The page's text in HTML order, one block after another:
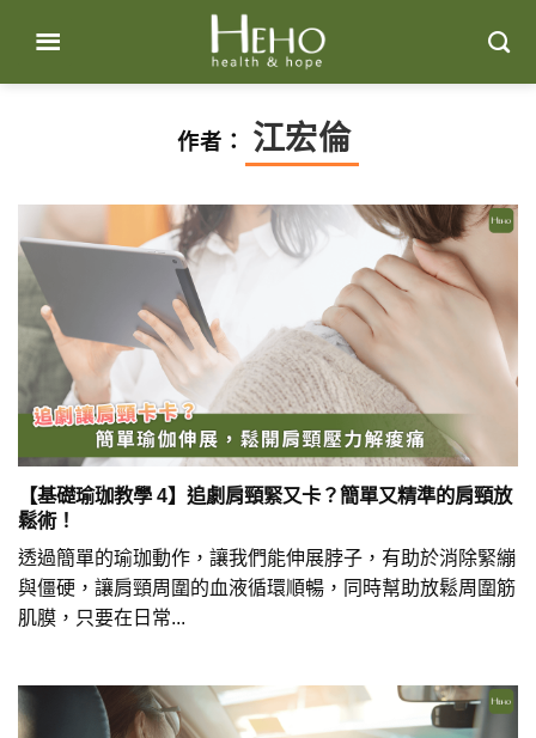
content
作者： 江宏倫
【基礎瑜珈教學 4】追劇肩頸緊又卡？簡單又精準的肩頸放
鬆術！
透過簡單的瑜珈動作，讓我們能伸展脖子，有助於消除緊繃
與僵硬，讓肩頸周圍的血液循環順暢，同時幫助放鬆周圍筋
肌膜，只要在日常...